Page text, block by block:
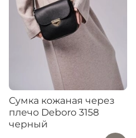
Сумка кожаная через
плечо Deboro 3158
черный